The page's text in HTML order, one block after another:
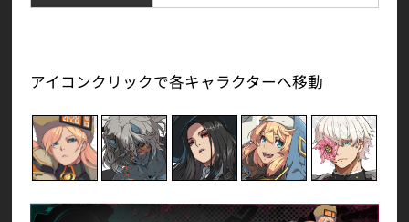
アイコンクリックで各キャラクターへ移動